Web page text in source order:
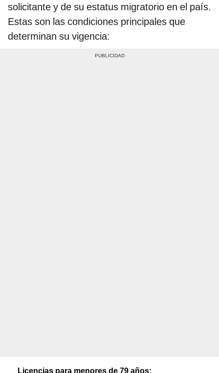
solicitante y de su estatus migratorio en el país.
Estas son las condiciones principales que
determinan su vigencia:
Licencias para menores de 79 años: